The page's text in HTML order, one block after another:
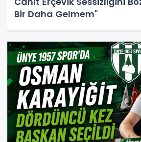
Bir Daha Gelmem"